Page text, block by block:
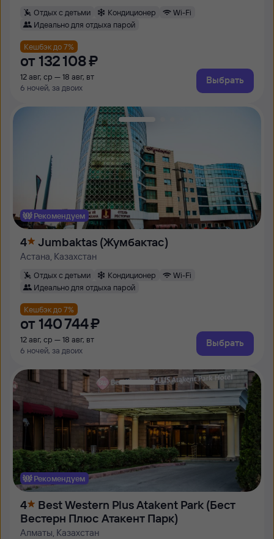
Отдых с детьми Кондиционер
Wi-Fi
Идеально для отдыха парой
Кешбэк до 7%
от 132 ⁠108 ⁠₽
12 авг, ср — 18 авг, вт
6 ночей, за двоих
Выбрать
Рекомендуем
4 Jumbaktas (Жумбактас)
Астана, Казахстан
Отдых с детьми Кондиционер
Wi-Fi
Идеально для отдыха парой
Кешбэк до 7%
от 140 ⁠744 ⁠₽
12 авг, ср — 18 авг, вт
6 ночей, за двоих
Выбрать
Рекомендуем
4
Best Western Plus Atakent Park (Бест
Вестерн Плюс Атакент Парк)
Алматы, Казахстан